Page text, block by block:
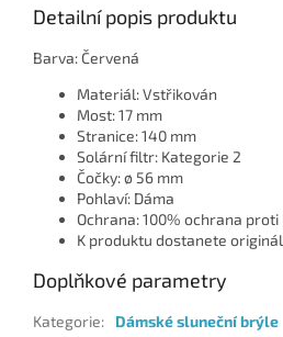
Detailní popis produktu
Barva: Červená
Materiál: Vstřikován
Most: 17 mm
Stranice: 140 mm
Solární filtr: Kategorie 2
Čočky: ø 56 mm
Pohlaví: Dáma
Ochrana: 100% ochrana
K produktu dostanete
Doplňkové parametry
Kategorie:
Dámské sluneční brýle